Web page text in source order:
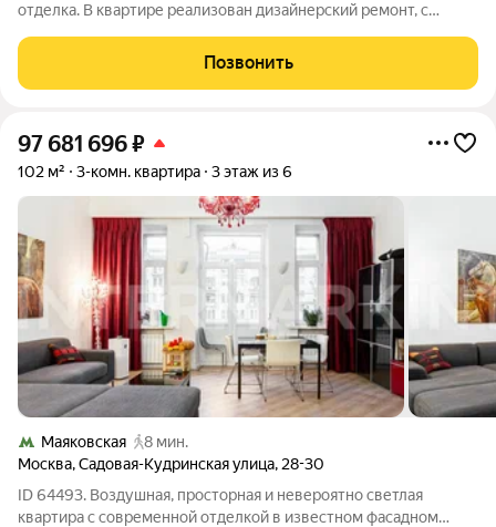
отделка. В квартире реализован дизайнерский ремонт, с
высококачественных материалов. Квартира оснащена лучшей
техникой и премиальной сантехникой от ведущих
Позвонить
97 681 696₽
102 м² 3-комн. квартира 3 этаж из 6
Маяковская
8 мин.
Москва,Садовая-Кудринская улица, 28-30
ID 64493. Воздушная, просторная и невероятно светлая
квартира с современной отделкой в известном фасадном